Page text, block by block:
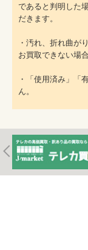
であると判明した
だきます。
・汚れ、折れ曲が
お買取できない場
・「使用済み」「
ん。